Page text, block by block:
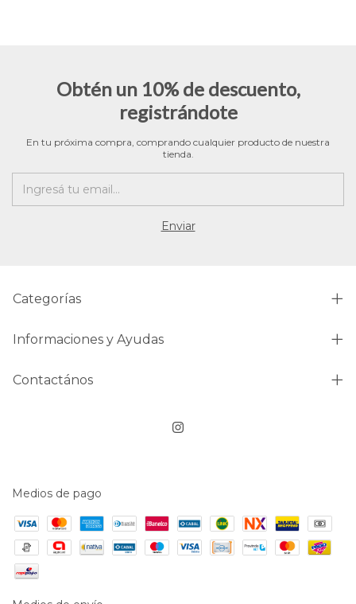
Obtén un 10% de descuento,
registrándote
En tu próxima compra, comprando cualquier producto de nuestra
tienda.
Categorías
Informaciones y Ayudas
Contactános
Medios de pago